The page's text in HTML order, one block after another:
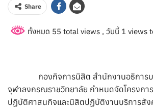
Share
ทั้งหมด 55 total views , วันนี้ 1 views
กองกิจการนิสิต สำนักงานอธิการบดี
จุฬาลงกรณราชวิทยาลัย กำหนดจัดโครงกา
ปฏิบัติศาสนกิจและนิสิตปฏิบัติงานบริการสั